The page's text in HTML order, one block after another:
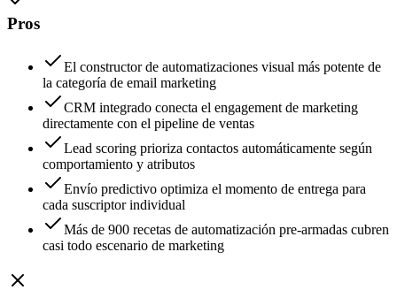
Pros
El constructor de automatizaciones visual más potente de
la categoría de email marketing
CRM integrado conecta el engagement de marketing
directamente con el pipeline de ventas
Lead scoring prioriza contactos automáticamente según
comportamiento y atributos
Envío predictivo optimiza el momento de entrega para
cada suscriptor individual
Más de 900 recetas de automatización pre-armadas cubren
casi todo escenario de marketing